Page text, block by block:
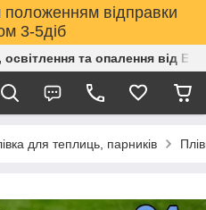
положенням відправки
3-5діб
освітлення та опалення від
для теплиць, парників